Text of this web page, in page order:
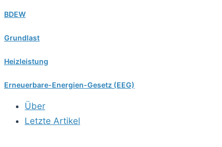
BDEW
Grundlast
Heizleistung
Erneuerbare-Energien-Gesetz (EEG)
Über
Letzte Artikel